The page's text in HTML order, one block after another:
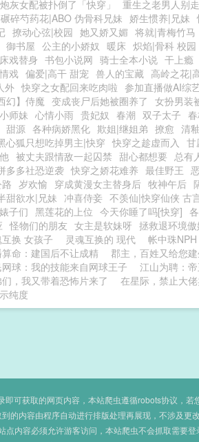
炮灰女配被扑倒了「快穿」 重生之老男人别走
碾碎芍药花|ABO 伪骨科兄妹 娇生惯养|兄妹
撩动心弦|校园 她又娇又媚 将就|青梅竹马
御书屋 公主的小娇奴 暖床 炽焰|骨科 校园
床戏替身 书包小说网 骑士全本小说 干上瘾
戏 偏爱|高干 甜宠 兽人的宝藏 高岭之花|
外 快穿之女配回来吃肉啦 参加直播做AI综
幻】侍魔 变成丧尸后她被圈养了 女扮男装
师妹 心情小雨 贵妃奴 春潮 双子太子
甜源 各种病娇黑化 欺姐|继姐弟 撩愈 清釉
心狐只想吃掉男主|快穿 快穿之趁虚而入 甘
被丈夫跟情敌一起囚禁 甜心都想要 总有
多多社恐逆袭 快穿之娇花难养 最佳野王
岁欢愉 穿成黄漫女主替身后 牧神午后
甜欲水|兄妹 冲喜侍妾 不羡仙|快穿仙侠 古
子们 黑莲花的上位 今天你睡了吗[快穿]
怪物们的朋友 女主是软妹呀 拯救退环境
互换 女孩子 灵魂互换的 现代 帐中珠NPH
命：建国后不让成精 郡主，百姓又给您
球：我的技能来自网球王子 江山为聘：
们，我又带着恐怖片来了 在星际，禁止大
纯度
可获取的网页内容，本站爬虫遵循robots协议，
的内容由程序自动进行排版处理再展现，不涉及更
内容必须允许游客访问，本站爬虫不会抓取需要